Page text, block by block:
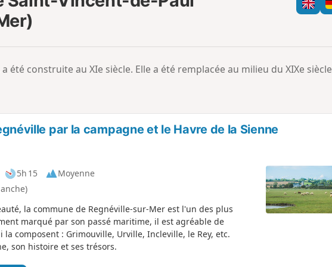
h
e
m
été construite au XIe siècle. Elle a été remplacée au milieu du XIXe siècle
par la campagne et le Havre de la Sienne
5h 15
Moyenne
la commune de Regnéville-sur-Mer est l'un des plus
marqué par son passé maritime, il est agréable de
composent : Grimouville, Urville, Incleville, le Rey, etc.
son histoire et ses trésors.